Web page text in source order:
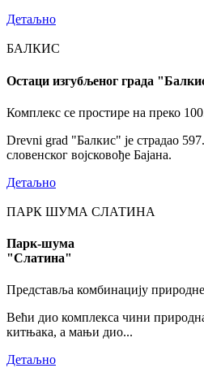
Детаљно
БАЛКИС
Остаци изгубљеног града
Комплекс се простире на преко
Drevni grad "Балкис" је страдао
словенског војсковође Бајана.
Детаљно
ПАРК ШУМА СЛАТИНА
Парк-шума
"Слатина"
Представља комбинацију
Већи дио комплекса чини
китњака, а мањи дио...
Детаљно